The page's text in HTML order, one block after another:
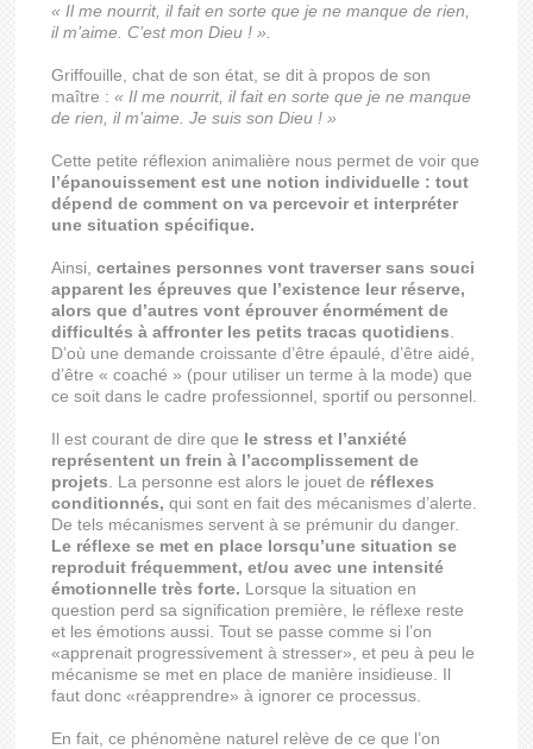
« Il me nourrit, il fait en sorte que je ne manque de rien,
il m’aime. C’est mon Dieu ! ».
Griffouille, chat de son état, se dit à propos de son
maître :« Il me nourrit, il fait en sorte que je ne manque
de rien, il m’aime. Je suis son Dieu ! »
Cette petite réflexion animalière nous permet de voir que
l’épanouissement est une notion individuelle : tout
dépend de comment on va percevoir et interpréter
une situation spécifique.
Ainsi,certaines personnes vont traverser sans souci
apparent les épreuves que l’existence leur réserve,
alors que d’autres vont éprouver énormément de
difficultés à affronter les petits tracas quotidiens
D’où une demande croissante d’être épaulé, d’être aidé,
d’être « coaché » (pour utiliser un terme à la mode) que
ce soit dans le cadre professionnel, sportif ou personnel.
Il est courant de dire que le stress et l’anxiété
représentent un frein à l’accomplissement de
projets . La personne est alors le jouet de réflexes
conditionnés, qui sont en fait des mécanismes d’alerte.
De tels mécanismes servent à se prémunir du danger.
Le réflexe se met en place lorsqu’une situation se
reproduit fréquemment, et/ou avec une intensité
émotionnelle très forte. Lorsque la situation en
question perd sa signification première, le réflexe reste
et les émotions aussi. Tout se passe comme si l’on
«apprenait progressivement à stresser», et peu à peu le
mécanisme se met en place de manière insidieuse. Il
faut donc «réapprendre» à ignorer ce processus.
En fait, ce phénomène naturel relève de ce que l’on